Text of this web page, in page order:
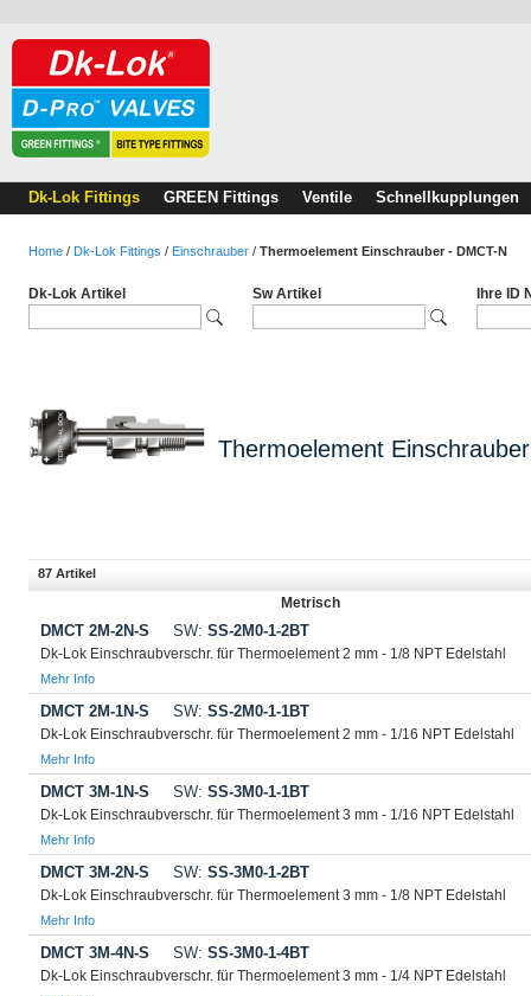
Dk-Lok Fittings GREEN Fittings Ventile Schnellkupplungen
Home / Dk-Lok Fittings / Einschrauber / Thermoelement Einschrauber - DMCT-N
Dk-Lok Artikel Sw Artikel Ihre ID
Thermoelement
87 Artikel
Metrisch
DMCT 2M-2N-S SW: SS-2M0-1-2BT
Dk-Lok Einschraubverschr. für Thermoelement 2 mm - 1/8 NPT Edelstahl
Mehr Info
DMCT 2M-1N-S SW: SS-2M0-1-1BT
Dk-Lok Einschraubverschr. für Thermoelement 2 mm - 1/16 NPT Edelstahl
Mehr Info
DMCT 3M-1N-S SW: SS-3M0-1-1BT
Dk-Lok Einschraubverschr. für Thermoelement 3 mm - 1/16 NPT Edelstahl
Mehr Info
DMCT 3M-2N-S SW: SS-3M0-1-2BT
Dk-Lok Einschraubverschr. für Thermoelement 3 mm - 1/8 NPT Edelstahl
Mehr Info
DMCT 3M-4N-S SW: SS-3M0-1-4BT
Dk-Lok Einschraubverschr. für Thermoelement 3 mm - 1/4 NPT Edelstahl